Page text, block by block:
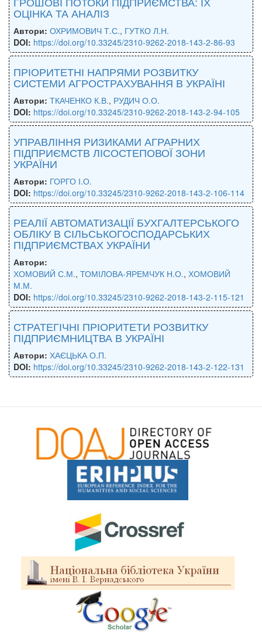
ОЦІНКА ТА АНАЛІЗ
Автори: ОХРИМОВИЧ Т.С., ГУТКО Л.Н.
DOI: https://doi.org/10.33245/2310-9262-2018-143-2-86-93
ПРІОРИТЕТНІ НАПРЯМИ РОЗВИТКУ
СИСТЕМИ АГРОСТРАХУВАННЯ В УКРАЇНІ
Автори: ТКАЧЕНКО К.В., РУДИЧ О.О.
DOI: https://doi.org/10.33245/2310-9262-2018-143-2-94-105
УПРАВЛІННЯ РИЗИКАМИ АГРАРНИХ
ПІДПРИЄМСТВ ЛІСОСТЕПОВОЇ ЗОНИ
УКРАЇНИ
Автори: ГОРГО І.О.
DOI: https://doi.org/10.33245/2310-9262-2018-143-2-106-114
РЕАЛІЇ АВТОМАТИЗАЦІЇ БУХГАЛТЕРСЬКОГО
ОБЛІКУ В СІЛЬСЬКОГОСПОДАРСЬКИХ
ПІДПРИЄМСТВАХ УКРАЇНИ
Автори:
ХОМОВИЙ С.М., ТОМІЛОВА-ЯРЕМЧУК Н.О., ХОМОВИЙ
М.М.
DOI: https://doi.org/10.33245/2310-9262-2018-143-2-115-121
СТРАТЕГІЧНІ ПРІОРИТЕТИ РОЗВИТКУ
ПІДПРИЄМНИЦТВА В УКРАЇНІ
Автори: ХАЄЦЬКА О.П.
DOI: https://doi.org/10.33245/2310-9262-2018-143-2-122-131